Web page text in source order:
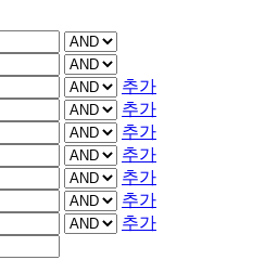
추가
추가
추가
추가
추가
추가
추가